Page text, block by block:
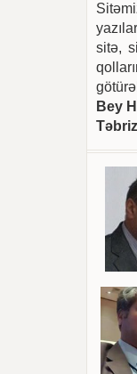
sitə,
Bey
Təbriz